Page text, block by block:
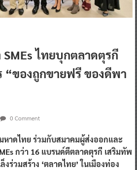
ไทยบุกตลาดตุรกี
“ของถูกขายฟรี ของดีพา
0 Comment
หาดไทย ร่วมกับสมาคมผู้ส่งออกและ
กว่า 16 แบรนด์ตีตลาดตุรกี เสริมทัพ
ร่วมสร้าง ‘ตลาดไทย’ ในเมืองท่อง